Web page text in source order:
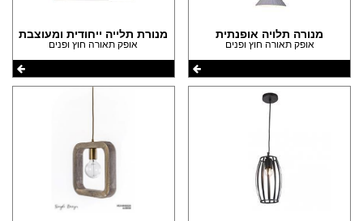
מנורה תלויה אופנתית
אופק תאורה חוץ ופנים
מנורת תלייה ייחודית ומעוצבת
אופק תאורה חוץ ופנים